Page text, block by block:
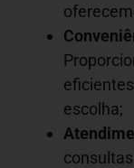
escolha;